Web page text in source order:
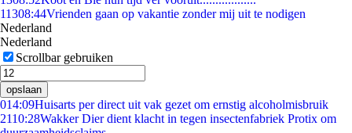
11308:44Vrienden gaan op vakantie zonder mij uit te nodigen
Nederland
Nederland
Scrollbar gebruiken
opslaan
014:09Huisarts per direct uit vak gezet om ernstig alcoholmisbruik
2110:28Wakker Dier dient klacht in tegen insectenfabriek Protix om